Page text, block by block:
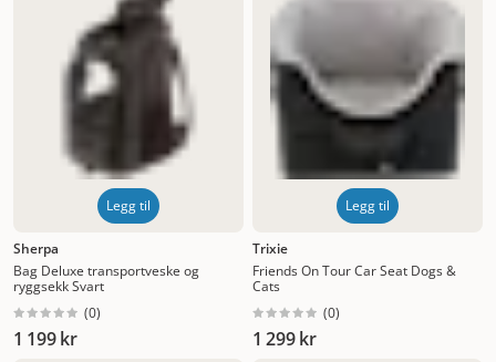
Legg til
Sherpa
Bag Deluxe transportveske og
ryggsekk Svart
(0)
1 199 kr
Legg til
Trixie
Friends On Tour Car Seat Dogs &
Cats
(0)
1 299 kr